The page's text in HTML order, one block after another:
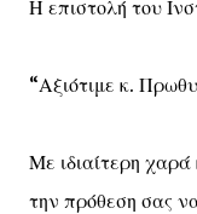
Η επιστολή του
“Αξιότιμε κ.
Με ιδιαίτερη
την πρόθεση σας